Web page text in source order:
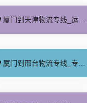
厦门到天津物流专线_运保时效「高效快运」
厦门到邢台物流专线_专业靠谱「上门提货」